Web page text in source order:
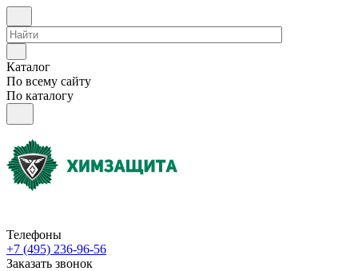
Каталог
По всему сайту
По каталогу
Телефоны
+7 (495) 236-96-56
Заказать звонок